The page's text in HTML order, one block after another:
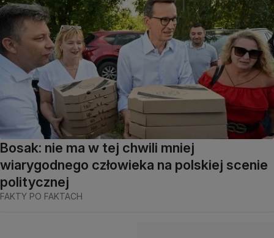
Bosak: nie ma w tej chwili mniej
wiarygodnego człowieka na polskiej scenie
politycznej
FAKTY PO FAKTACH